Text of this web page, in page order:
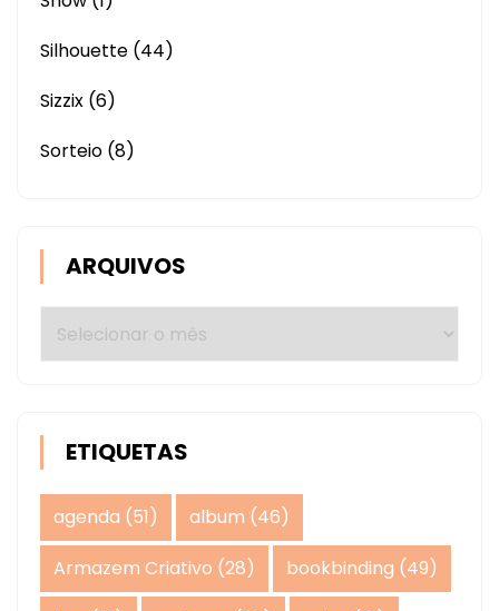
Silhouette (44)
Sizzix (6)
Sorteio (8)
ARQUIVOS
Arquivos
ETIQUETAS
agenda (51) album (46)
Armazem Criativo (28) bookbinding (49)